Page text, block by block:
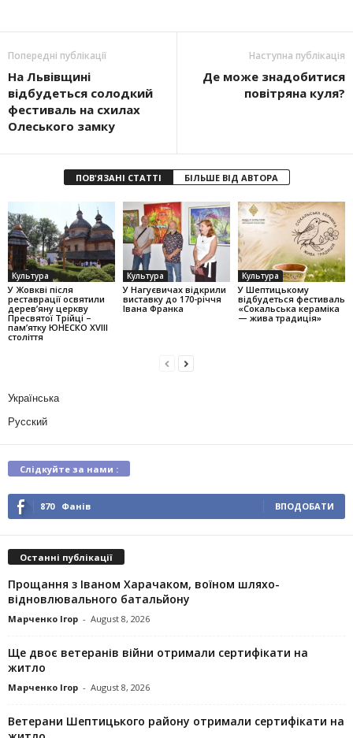
Попередні публікації
На Львівщині
відбудеться солодкий
фестиваль на схилах
Олеського замку
Наступна публікація
Де може знадобитися
повітряна куля?
ПОВ'ЯЗАНІ СТАТТІ БІЛЬШЕ ВІД АВТОРА
Культура
У Жовкві після
реставрації освятили
дерев’яну церкву
Пресвятої Трійці –
пам’ятку ЮНЕСКО XVIII
століття
Культура
У Нагуєвичах відкрили
виставку до 170-річчя
Івана Франка
Культура
У Шептицькому
відбудеться фестиваль
«Сокальська кераміка
— жива традиція»
Українська
Русский
Слідкуйте за нами :
870 Фанів ВПОДОБАТИ
Останні публікації
Прощання з Іваном Харачаком, воїном шляхо-
відновлювального батальйону
Марченко Ігор - August 8, 2026
Ще двоє ветеранів війни отримали сертифікати на
житло
Марченко Ігор - August 8, 2026
Ветерани Шептицького району отримали сертифікати на